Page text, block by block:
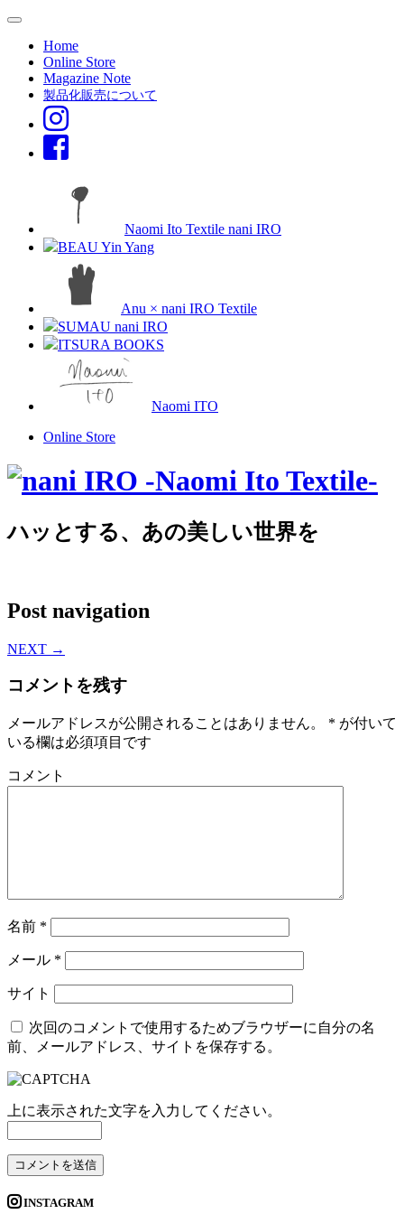
Home
Online Store
Magazine Note
製品化販売について
Naomi Ito Textile nani IRO
BEAU Yin Yang
Anu × nani IRO Textile
SUMAU nani IRO
ITSURA BOOKS
Naomi ITO
Online Store
ハッとする、あの美しい世界を
Post navigation
NEXT →
コメントを残す
メールアドレスが公開されることはありません。 * が付いて
いる欄は必須項目です
コメント
名前 *
メール *
サイト
次回のコメントで使用するためブラウザーに自分の名
前、メールアドレス、サイトを保存する。
上に表示された文字を入力してください。
INSTAGRAM